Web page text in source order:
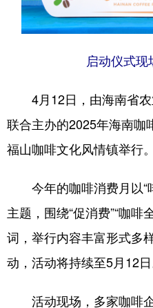
启动仪式
4月12日，由海南省农
联合主办的2025年海南咖
福山咖啡文化风情镇举行。
今年的咖啡消费月以“
主题，围绕“促消费”“咖啡
词，举行内容丰富形式多
动，活动将持续至5月12日
活动现场，多家咖啡企